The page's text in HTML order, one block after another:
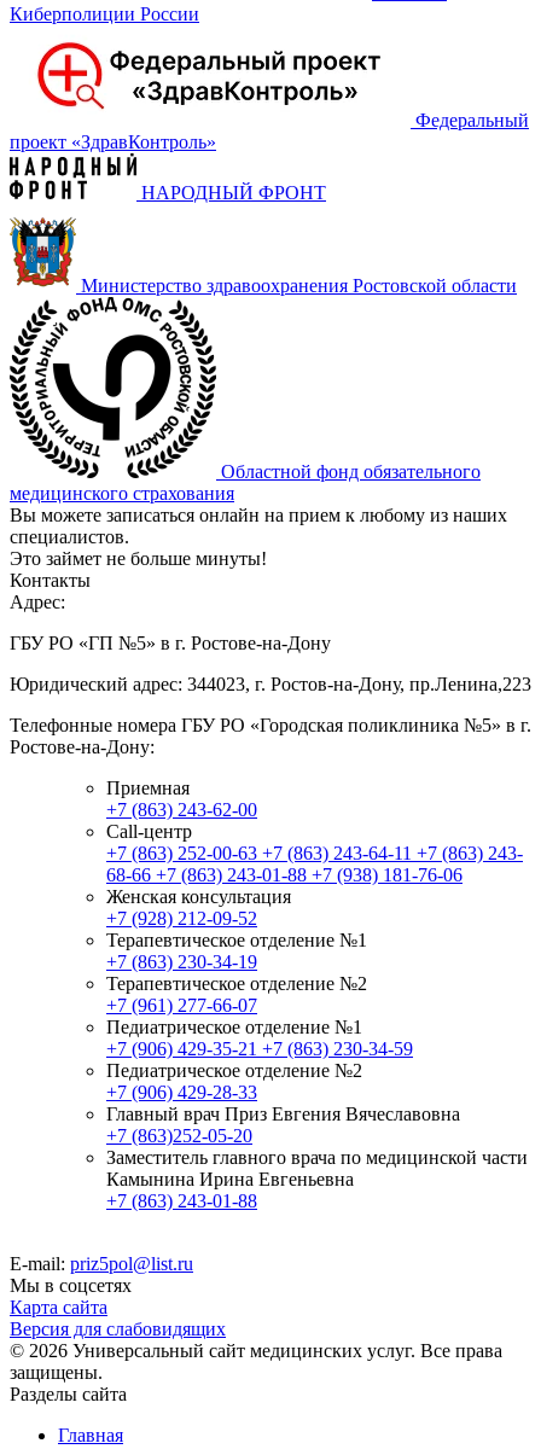
Киберполиции России
Федеральный
проект «‎ЗдравКонтроль»
НАРОДНЫЙ ФРОНТ
Министерство здравоохранения Ростовской области
Областной фонд обязательного
медицинского страхования
Вы можете записаться онлайн на прием к любому из наших
специалистов.
Это займет не больше минуты!
Контакты
Адрес:
ГБУ РО «ГП №5» в г. Ростове-на-Дону
Юридический адрес: 344023, г. Ростов-на-Дону, пр.Ленина,223
Телефонные номера ГБУ РО «Городская поликлиника №5» в г.
Ростове-на-Дону:
Приемная
+7 (863) 243-62-00
Call-центр
+7 (863) 252-00-63 +7 (863) 243-64-11 +7 (863) 243-
68-66 +7 (863) 243-01-88 +7 (938) 181-76-06
Женская консультация
+7 (928) 212-09-52
Терапевтическое отделение №1
+7 (863) 230-34-19
Терапевтическое отделение №2
+7 (961) 277-66-07
Педиатрическое отделение №1
+7 (906) 429-35-21 +7 (863) 230-34-59
Педиатрическое отделение №2
+7 (906) 429-28-33
Главный врач Приз Евгения Вячеславовна
+7 (863)252-05-20
Заместитель главного врача по медицинской части
Камынина Ирина Евгеньевна
+7 (863) 243-01-88
E-mail: priz5pol@list.ru
Мы в соцсетях
Карта сайта
Версия для слабовидящих
© 2026 Универсальный сайт медицинских услуг. Все права
защищены.
Разделы сайта
Главная